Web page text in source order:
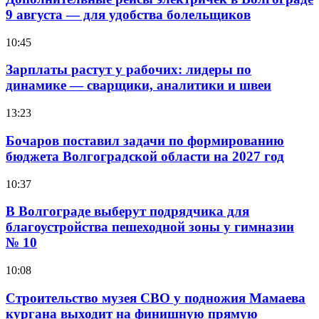
9 августа — для удобства болельщиков
10:45
Зарплаты растут у рабочих: лидеры по
динамике — сварщики, аналитики и швеи
13:23
Бочаров поставил задачи по формированию
бюджета Волгоградской области на 2027 год
10:37
В Волгограде выберут подрядчика для
благоустройства пешеходной зоны у гимназии
№ 10
10:08
Строительство музея СВО у подножия Мамаева
кургана выходит на финишную прямую